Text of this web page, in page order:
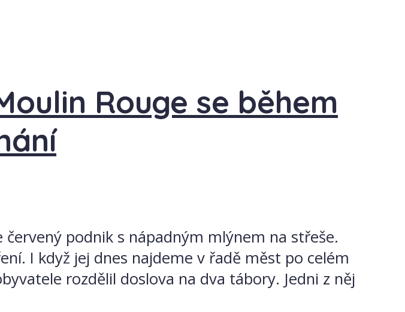
Rouge se během
podnik s nápadným mlýnem na střeše.
I když jej dnes najdeme v řadě měst po celém
rozdělil doslova na dva tábory. Jedni z něj